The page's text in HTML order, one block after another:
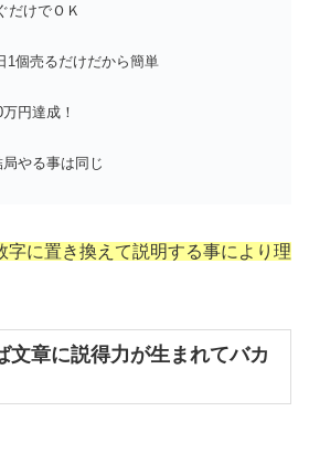
だけでＯＫ
1個売るだけだから簡単
円達成！
やる事は同じ
字に置き換えて説明する事により理
文章に説得力が生まれてバカ